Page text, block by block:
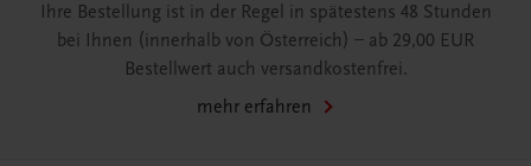
Ihre Bestellung ist in der Regel in spätestens 48 Stunden
bei Ihnen (innerhalb von Österreich) – ab 29,00 EUR
Bestellwert auch versandkostenfrei.
mehr erfahren